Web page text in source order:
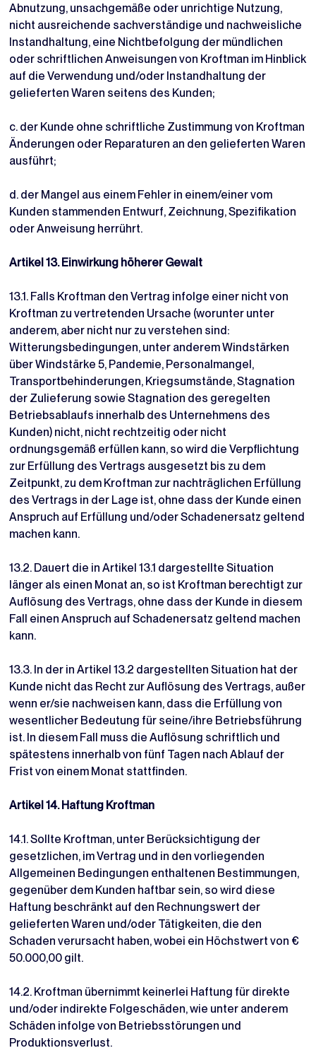
Abnutzung, unsachgemäße oder unrichtige Nutzung,
nicht ausreichende sachverständige und nachweisliche
Instandhaltung, eine Nichtbefolgung der mündlichen
oder schriftlichen Anweisungen von Kroftman im Hinblick
auf die Verwendung und/oder Instandhaltung der
gelieferten Waren seitens des Kunden;
c. der Kunde ohne schriftliche Zustimmung von Kroftman
Änderungen oder Reparaturen an den gelieferten Waren
ausführt;
d. der Mangel aus einem Fehler in einem/einer vom
Kunden stammenden Entwurf, Zeichnung, Spezifikation
oder Anweisung herrührt.
Artikel 13. Einwirkung höherer Gewalt
13.1. Falls Kroftman den Vertrag infolge einer nicht von
Kroftman zu vertretenden Ursache (worunter unter
anderem, aber nicht nur zu verstehen sind:
Witterungsbedingungen, unter anderem Windstärken
über Windstärke 5, Pandemie, Personalmangel,
Transportbehinderungen, Kriegsumstände, Stagnation
der Zulieferung sowie Stagnation des geregelten
Betriebsablaufs innerhalb des Unternehmens des
Kunden) nicht, nicht rechtzeitig oder nicht
ordnungsgemäß erfüllen kann, so wird die Verpflichtung
zur Erfüllung des Vertrags ausgesetzt bis zu dem
Zeitpunkt, zu dem Kroftman zur nachträglichen Erfüllung
des Vertrags in der Lage ist, ohne dass der Kunde einen
Anspruch auf Erfüllung und/oder Schadenersatz geltend
machen kann.
13.2. Dauert die in Artikel 13.1 dargestellte Situation
länger als einen Monat an, so ist Kroftman berechtigt zur
Auflösung des Vertrags, ohne dass der Kunde in diesem
Fall einen Anspruch auf Schadenersatz geltend machen
kann.
13.3. In der in Artikel 13.2 dargestellten Situation hat der
Kunde nicht das Recht zur Auflösung des Vertrags, außer
wenn er/sie nachweisen kann, dass die Erfüllung von
wesentlicher Bedeutung für seine/ihre Betriebsführung
ist. In diesem Fall muss die Auflösung schriftlich und
spätestens innerhalb von fünf Tagen nach Ablauf der
Frist von einem Monat stattfinden.
Artikel 14. Haftung Kroftman
14.1. Sollte Kroftman, unter Berücksichtigung der
gesetzlichen, im Vertrag und in den vorliegenden
Allgemeinen Bedingungen enthaltenen Bestimmungen,
gegenüber dem Kunden haftbar sein, so wird diese
Haftung beschränkt auf den Rechnungswert der
gelieferten Waren und/oder Tätigkeiten, die den
Schaden verursacht haben, wobei ein Höchstwert von €
50.000,00 gilt.
14.2. Kroftman übernimmt keinerlei Haftung für direkte
und/oder indirekte Folgeschäden, wie unter anderem
Schäden infolge von Betriebsstörungen und
Produktionsverlust.